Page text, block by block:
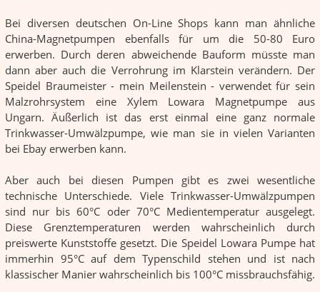
Bei diversen deutschen On-Line Shops kann man ähnliche
China-Magnetpumpen ebenfalls für um die 50-80 Euro
erwerben. Durch deren abweichende Bauform müsste man
dann aber auch die Verrohrung im Klarstein verändern. Der
Speidel Braumeister - mein Meilenstein - verwendet für sein
Malzrohrsystem eine Xylem Lowara Magnetpumpe aus
Ungarn. Äußerlich ist das erst einmal eine ganz normale
Trinkwasser-Umwälzpumpe, wie man sie in vielen Varianten
bei Ebay erwerben kann.
Aber auch bei diesen Pumpen gibt es zwei wesentliche
technische Unterschiede. Viele Trinkwasser-Umwälzpumpen
sind nur bis 60°C oder 70°C Medientemperatur ausgelegt.
Diese Grenztemperaturen werden wahrscheinlich durch
preiswerte Kunststoffe gesetzt. Die Speidel Lowara Pumpe hat
immerhin 95°C auf dem Typenschild stehen und ist nach
klassischer Manier wahrscheinlich bis 100°C missbrauchsfähig.